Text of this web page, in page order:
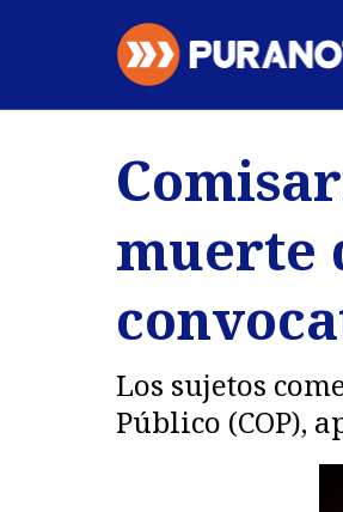
Regiones
Deportes
muerte
Los sujetos
Público (COP),